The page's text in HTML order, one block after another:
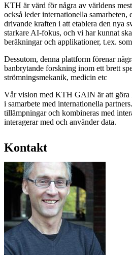
KTH är värd för några av världens
också leder internationella
drivande kraften i att etablera den nya
starkare AI-fokus, och vi har kunnat
beräkningar och applikationer, t.ex.
Dessutom, denna plattform förenar
banbrytande forskning inom ett brett
strömningsmekanik, medicin etc
Vår vision med KTH GAIN är att göra
i samarbete med internationella
tillämpningar och kombineras med
interagerar med och använder data.
Kontakt